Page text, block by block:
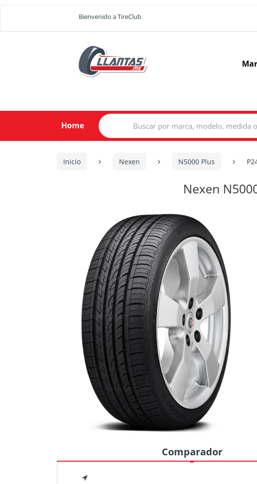
Bienvenido a TireClub
Home
Search
for:
Inicio Nexen N5000 Plus
Nexen
Comparador